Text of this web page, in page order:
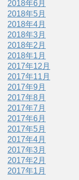
2018年6月
2018年5月
2018年4月
2018年3月
2018年2月
2018年1月
2017年12月
2017年11月
2017年9月
2017年8月
2017年7月
2017年6月
2017年5月
2017年4月
2017年3月
2017年2月
2017年1月